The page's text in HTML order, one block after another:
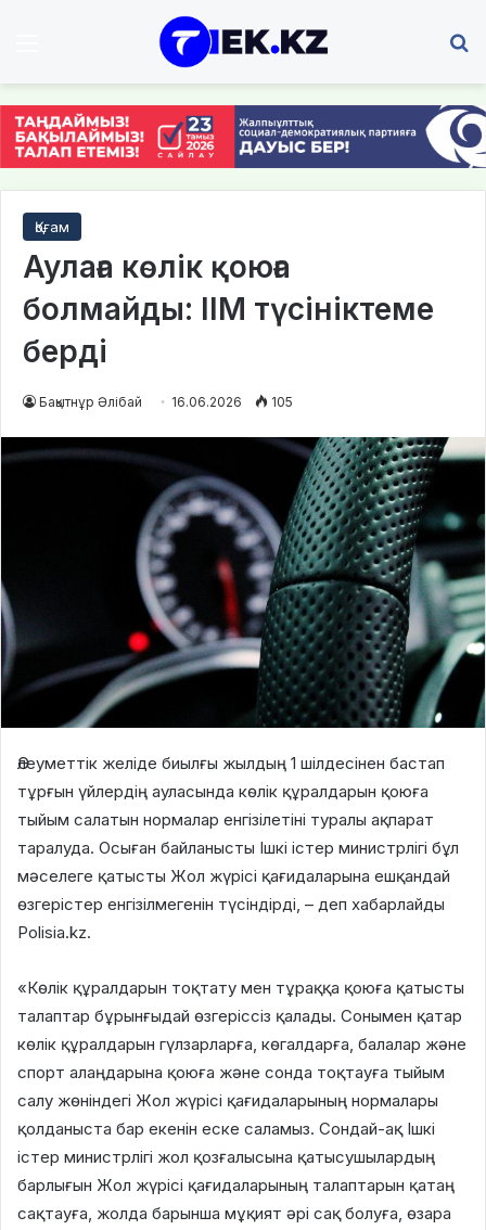
Қоғам
Аулаға көлік қоюға
болмайды: ІІМ түсініктеме
берді
Бақытнұр Әлібай 16.06.2026 105
Әлеуметтік желіде биылғы жылдың 1 шілдесінен бастап
тұрғын үйлердің ауласында көлік құралдарын қоюға
тыйым салатын нормалар енгізілетіні туралы ақпарат
таралуда. Осыған байланысты Ішкі істер министрлігі бұл
мәселеге қатысты Жол жүрісі қағидаларына ешқандай
өзгерістер енгізілмегенін түсіндірді, – деп хабарлайды
Polisia.kz.
«Көлік құралдарын тоқтату мен тұраққа қоюға қатысты
талаптар бұрынғыдай өзгеріссіз қалады. Сонымен қатар
көлік құралдарын гүлзарларға, көгалдарға, балалар және
спорт алаңдарына қоюға және сонда тоқтауға тыйым
салу жөніндегі Жол жүрісі қағидаларының нормалары
қолданыста бар екенін еске саламыз. Сондай-ақ Ішкі
істер министрлігі жол қозғалысына қатысушылардың
барлығын Жол жүрісі қағидаларының талаптарын қатаң
сақтауға, жолда барынша мұқият әрі сақ болуға, өзара